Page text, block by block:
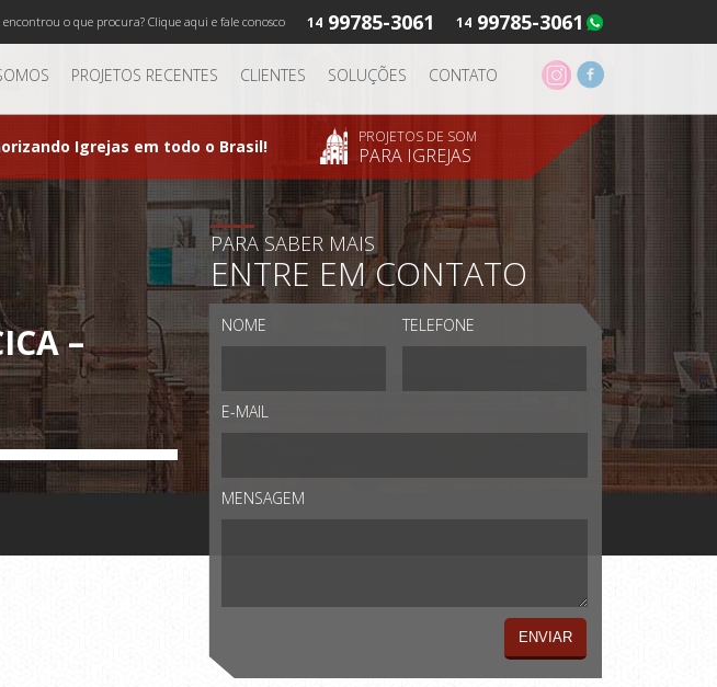
14 99785-3061
encontrou o que procura? Clique aqui e fale conosco 14 99785-3061
PROJETOS RECENTES CLIENTES SOLUÇÕES CONTATO
Igrejas em todo o Brasil! PROJETOS DE SOM
PARA IGREJAS
–
PARA SABER MAIS
ENTRE EM CONTATO
NOME TELEFONE
E-MAIL
MENSAGEM